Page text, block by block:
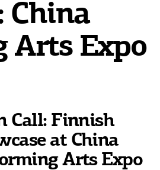
China
Arts Expo
Call: Finnish
at China
Arts Expo